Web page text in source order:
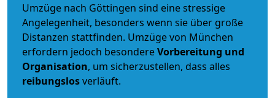
Umzüge nach Göttingen sind eine stressige
Angelegenheit, besonders wenn sie über große
Distanzen stattfinden. Umzüge von München
erfordern jedoch besondereVorbereitung und
Organisation, um sicherzustellen, dass alles
reibungslosverläuft.